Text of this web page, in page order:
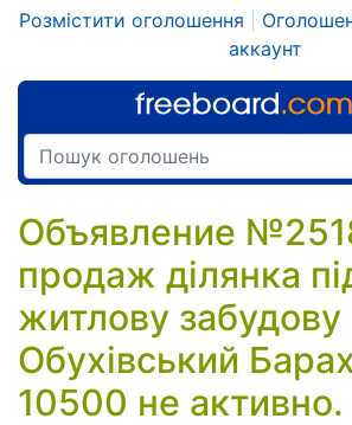
Розмістити оголошення
аккаунт
Объявление
продаж ділянка
житлову забудову
Обухівський
10500 не активно.